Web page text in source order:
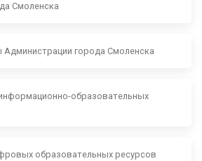
Смоленска
Администрации города Смоленска
образовательных
образовательных ресурсов